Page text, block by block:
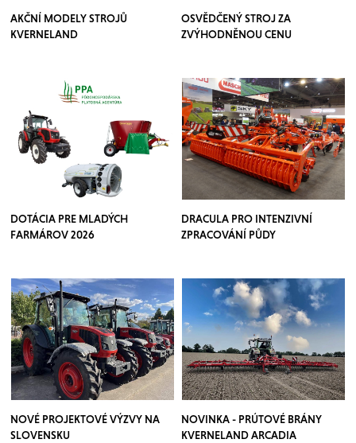
AKČNÍ MODELY STROJŮ
KVERNELAND
OSVĚDČENÝ STROJ ZA
ZVÝHODNĚNOU CENU
DOTÁCIA PRE MLADÝCH
FARMÁROV 2026
DRACULA PRO INTENZIVNÍ
ZPRACOVÁNÍ PŮDY
NOVÉ PROJEKTOVÉ VÝZVY NA
SLOVENSKU
NOVINKA - PRÚTOVÉ BRÁNY
KVERNELAND ARCADIA